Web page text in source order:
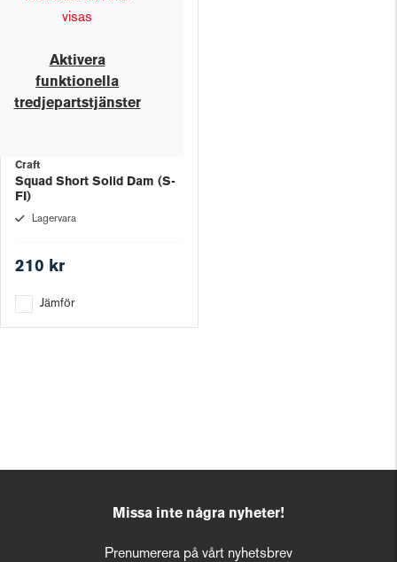
visas
Aktivera
funktionella
tredjepartstjänster
Craft
Squad Short Solid Dam (S-
FI)
Lagervara
210 kr
Jämför
Missa inte några nyheter!
Prenumerera på vårt nyhetsbrev